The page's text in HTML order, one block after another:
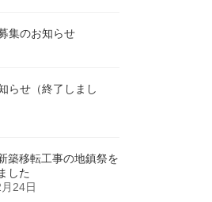
集のお知らせ
らせ（終了しまし
築移転工事の地鎮祭を
した
24日